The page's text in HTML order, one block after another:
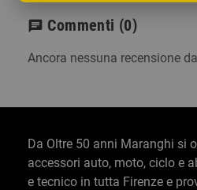
chat Commenti (0)
Ancora nessuna recensione
Da Oltre 50 anni Maranghi si
accessori auto, moto, ciclo e
e tecnico in tutta Firenze e